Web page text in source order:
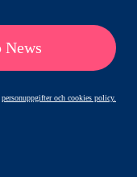
News
personuppgifter och cookies policy.